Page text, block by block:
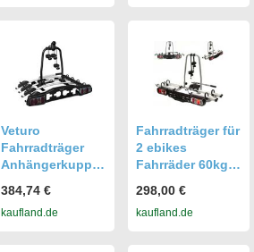
Veturo
Fahrradträger
Anhängerkupplu
Beleuchtung 4
Fahrräder
384,74 €
kaufland.de
Fahrradträger für
2 ebikes
Fahrräder 60kg
Anhängerkupplu
ng abklappbar
298,00 €
kaufland.de